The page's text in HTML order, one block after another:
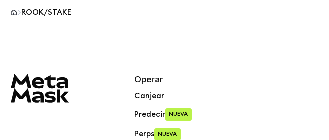
ROOK/STAKE
Operar
Canjear
Predecir NUEVA
Perps NUEVA